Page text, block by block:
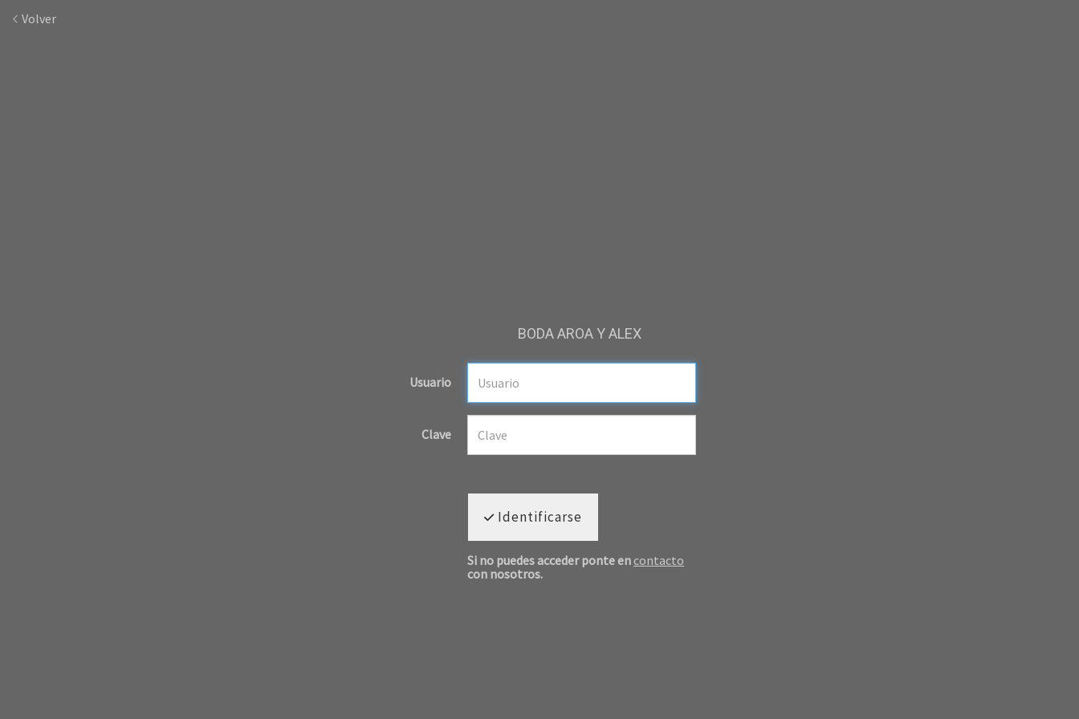
Volver
BODA AROA Y ALEX
Usuario
Clave
Identificarse
Si no puedes acceder ponte en contacto
con nosotros.